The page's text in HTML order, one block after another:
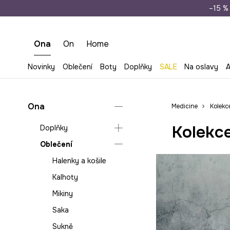
Doprava zdarma
–15
Ona On Home
Novinky Oblečení Boty Doplňky SALE Na oslavy
Ona
Doplňky
Kabelky
Plátěné tašky
Cestovní zavazadla
Oblečení
Halenky a košile
Kalhoty
Mikiny
Saka
Sukně
Medicine